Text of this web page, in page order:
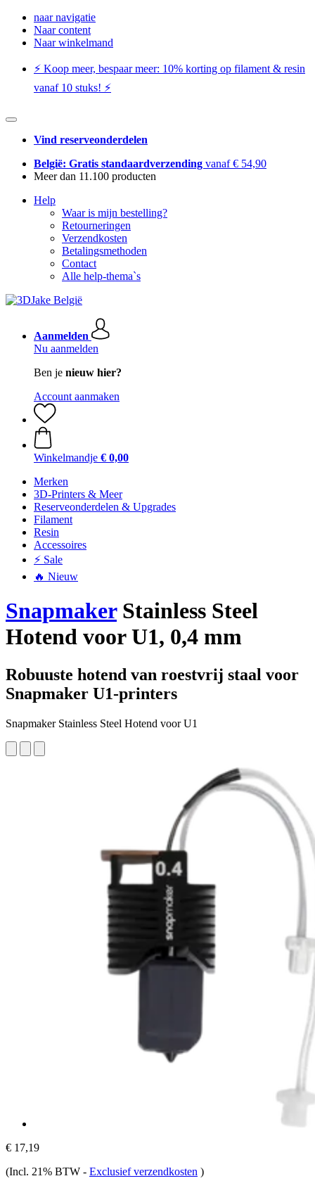
naar navigatie
Naar content
Naar winkelmand
⚡️ Koop meer, bespaar meer: ​​10% korting op filament & resin
vanaf 10 stuks! ⚡️
Vind reserveonderdelen
België: Gratis standaardverzending vanaf € 54,90
Meer dan 11.100 producten
Help
Waar is mijn bestelling?
Retourneringen
Verzendkosten
Betalingsmethoden
Contact
Alle help-thema`s
Aanmelden
Nu aanmelden
Ben je nieuw hier?
Account aanmaken
Winkelmandje € 0,00
Merken
3D-Printers & Meer
Reserveonderdelen & Upgrades
Filament
Resin
Accessoires
⚡ Sale
🔥 Nieuw
SnapmakerStainless Steel
Hotend voor U1, 0,4 mm
Robuuste hotend van roestvrij staal voor
Snapmaker U1-printers
Snapmaker Stainless Steel Hotend voor U1
€ 17,19
(Incl. 21% BTW - Exclusief verzendkosten )